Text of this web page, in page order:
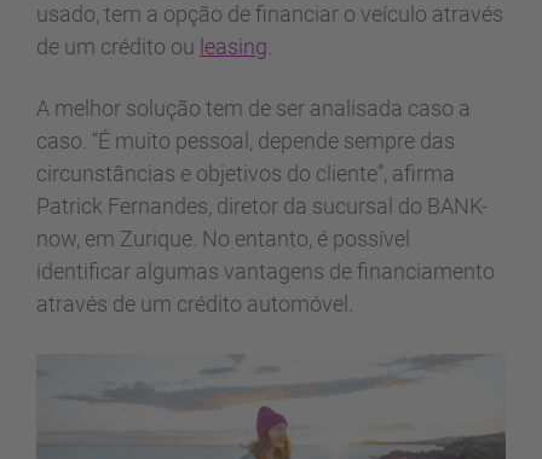
usado, tem a opção de financiar o veículo através
de um crédito ou leasing.
A melhor solução tem de ser analisada caso a
caso. “É muito pessoal, depende sempre das
circunstâncias e objetivos do cliente”, afirma
Patrick Fernandes, diretor da sucursal do BANK-
now, em Zurique. No entanto, é possível
identificar algumas vantagens de financiamento
através de um crédito automóvel.